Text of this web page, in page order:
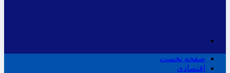
صفحه نخست
اقتصادی